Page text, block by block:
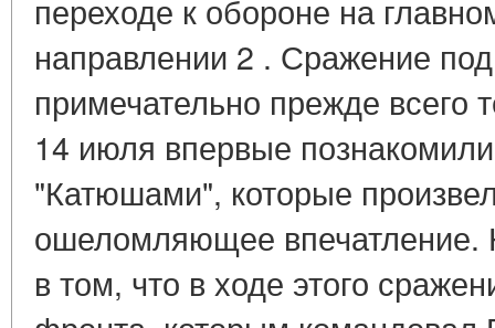
переходе к обороне на
направлении 2 . Сражение
примечательно прежде всего
14 июля впервые
"Катюшами", которые
ошеломляющее впечатление.
в том, что в ходе этого